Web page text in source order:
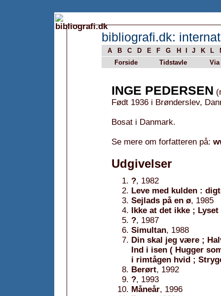
bibliografi.dk:
A B C D E F G H J K L
Forside
Tidstavle Via
INGE PEDERSEN
Født 1936 i Brønderslev,
Bosat i Danmark.
Se mere om forfatteren på:
Udgivelser
?, 1982
Leve med kulden :
Sejlads på en ø, 1985
Ikke at det ikke ;
?, 1987
Simultan, 1988
Din skal jeg være ;
Ind i isen ( Hugger
i rimtågen hvid ;
Berørt, 1992
?, 1993
Måneår, 1996